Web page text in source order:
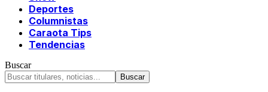
Deportes
Columnistas
Caraota Tips
Tendencias
Buscar